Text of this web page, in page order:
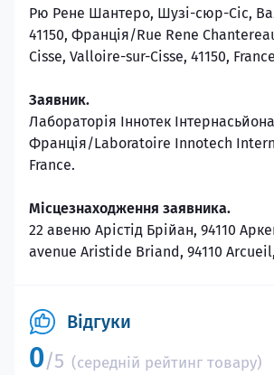
Рю Рене Шантеро, Шузі-сюр-Сіс,
41150, Франція/Rue Rene
Cisse, Valloire-sur-Cisse, 41150,
Заявник.
Лабораторія Іннотек
Франція/Laboratoire Innotech
France.
Місцезнаходження заявника.
22 авеню Арістід Брійан, 94110
avenue Aristide Briand, 94110
Відгуки
0/5 (середній рейтинг товару)